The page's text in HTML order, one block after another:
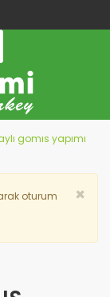
gomıs yapımı
×
oturum